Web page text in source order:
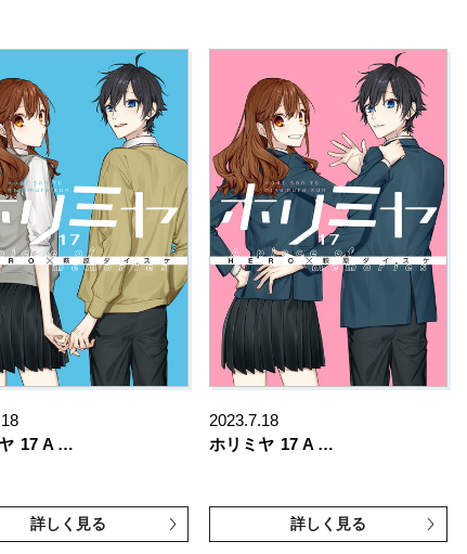
17 A …
詳しく見る
2023.7.18
ホリミヤ 17 A …
詳しく見る